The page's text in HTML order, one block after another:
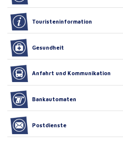
Touristeninformation
Gesundheit
Anfahrt und Kommunikation
Bankautomaten
Postdienste